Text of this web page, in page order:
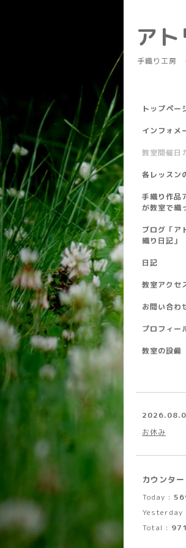
ア
手織り工房
トップペー
インフォメ
教室開催日
各レッスン
手織り作
が教室で織
ブログ「
織り日記」
日記
教室アクセ
お問い合わ
プロフィー
教室の設備
お休み
カウンター
Today :
Yesterday
Total :